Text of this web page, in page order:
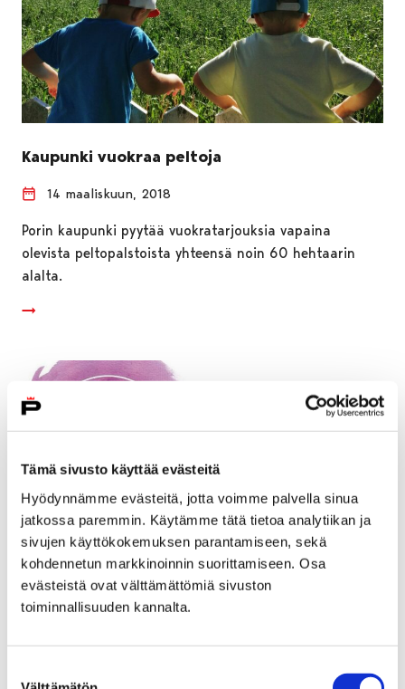
Tämä sivusto käyttää evästeitä
Hyödynnämme evästeitä, jotta voimme palvella sinua
jatkossa paremmin. Käytämme tätä tietoa analytiikan ja
sivujen käyttökokemuksen parantamiseen, sekä
kohdennetun markkinoinnin suorittamiseen. Osa
evästeistä ovat välttämättömiä sivuston
toiminnallisuuden kannalta.
Kaupunki vuokraa peltoja
14 maaliskuun, 2018
Porin kaupunki pyytää vuokratarjouksia vapaina
olevista peltopalstoista yhteensä noin 60 hehtaarin
alalta.
Nuori Pori Harrastaa 2018 - yhdistysten